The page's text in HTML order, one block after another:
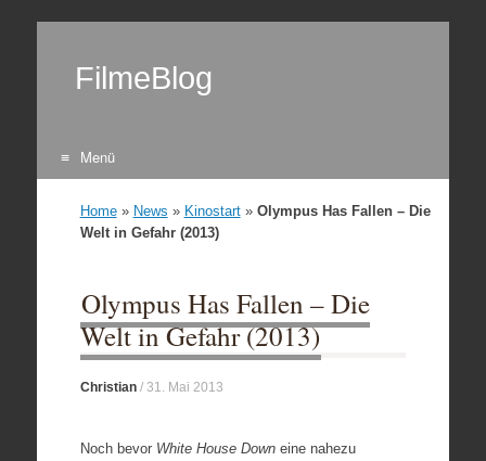
FilmeBlog
Menü
Home» News » Kinostart» Olympus Has Fallen – Die
Welt in Gefahr (2013)
Olympus Has Fallen – Die
Welt in Gefahr (2013)
Christian/ 31. Mai 2013
Noch bevor White House Downeine nahezu